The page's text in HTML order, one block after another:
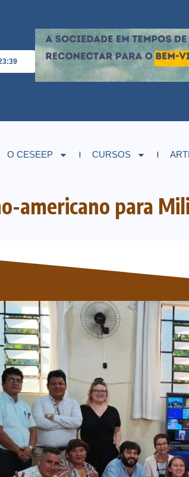
O CESEEP CURSOS
americano para